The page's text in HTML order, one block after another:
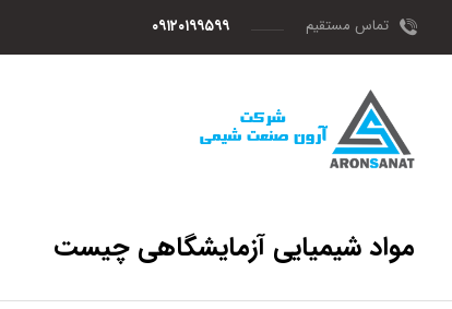
تماس مستقیم ۰۹۱۲۰۱۹۹۵۹۹
مواد شیمیایی آزمایشگاهی چیست